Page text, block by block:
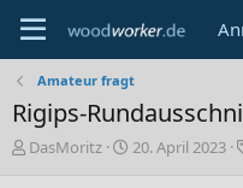
Amateur fragt
Rigips-
E
DasMoritz
E
20. April 2023